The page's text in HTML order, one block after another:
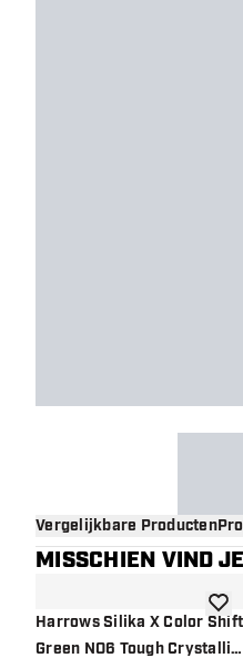
Vergelijkbare Producten
MISSCHIEN VIND
Harrows Silika X Color Shift
Green NO6 Tough Crystalline